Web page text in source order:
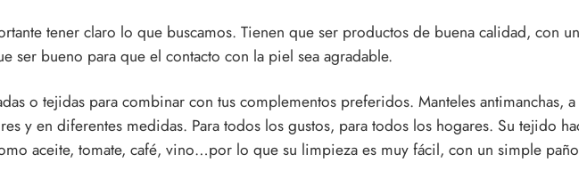
tener claro lo que buscamos. Tienen que ser productos de buena calidad, con
ser bueno para que el contacto con la piel sea agradable.
o tejidas para combinar con tus complementos preferidos. Manteles antimanchas,
y en diferentes medidas. Para todos los gustos, para todos los hogares. Su tejido
aceite, tomate, café, vino…por lo que su limpieza es muy fácil, con un simple